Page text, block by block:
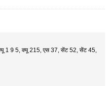
1 9 5, क्यू 215, एस 37, सेंट 52, सेंट 45,